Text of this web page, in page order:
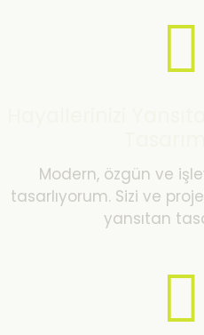
Modern, özgün ve
tasarlıyorum. Sizi ve
yansıtan